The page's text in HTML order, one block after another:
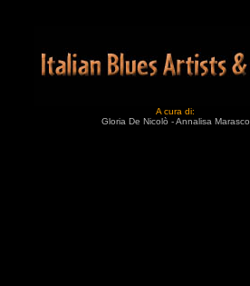
A cura di:
Gloria De Nicolò - Annalisa Marasco